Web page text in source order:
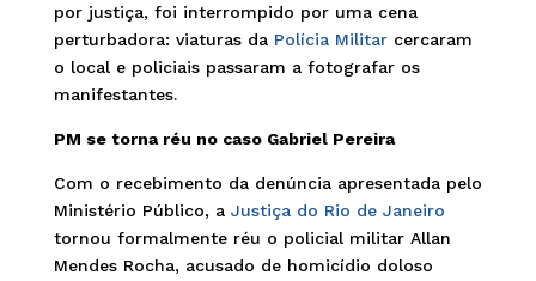
por justiça, foi interrompido por uma cena
perturbadora: viaturas da Polícia Militarcercaram
o local e policiais passaram a fotografar os
manifestantes.
PM se torna réu no caso Gabriel Pereira
Com o recebimento da denúncia apresentada pelo
Ministério Público, a Justiça do Rio de Janeiro
tornou formalmente réu o policial militar Allan
Mendes Rocha, acusado de homicídio doloso